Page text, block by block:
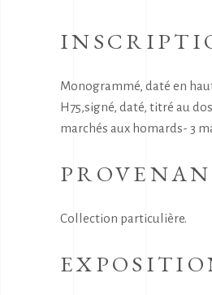
Monogrammé, daté en
H75,signé, daté, titré au
marchés aux homards- 3
Collection particulière.